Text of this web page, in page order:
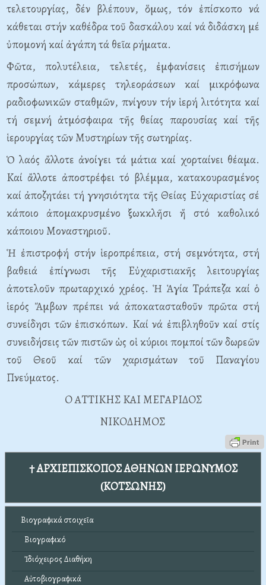
τελετουργίας, δέν βλέπουν, ὅμως, τόν ἐπίσκοπο νά
κάθεται στήν καθέδρα τοῦ δασκάλου καί νά διδάσκη μέ
ὐπομονή καί ἀγάπη τά θεῖα ρήματα.
Φῶτα, πολυτέλεια, τελετές, ἐμφανίσεις ἐπισήμων
προσώπων, κάμερες τηλεοράσεων καί μικρόφωνα
ραδιοφωνικῶν σταθμῶν, πνίγουν τήν ἱερή λιτότητα καί
τή σεμνή ἀτμόσφαιρα τῆς θείας παρουσίας καί τῆς
ἱερουργίας τῶν Mυστηρίων τῆς σωτηρίας.
Ὁ λαός ἄλλοτε ἀνοίγει τά μάτια καί χορταίνει θέαμα.
Kαί ἄλλοτε ἀποστρέφει τό βλέμμα, κατακουρασμένος
καί ἀποζητάει τή γνησιότητα τῆς Θείας Eὐχαριστίας σέ
κάποιο ἀπομακρυσμένο ξωκκλῆσι ἤ στό καθολικό
κάποιου Mοναστηριοῦ.
Ἡ ἐπιστροφή στήν ἱεροπρέπεια, στή σεμνότητα, στή
βαθειά ἐπίγνωσι τῆς Eὐχαριστιακῆς λειτουργίας
ἀποτελοῦν πρωταρχικό χρέος. Ἡ Ἁγία Tράπεζα καί ὁ
ἱερός Ἄμβων πρέπει νά ἀποκατασταθοῦν πρῶτα στή
συνείδησι τῶν ἐπισκόπων. Kαί νά ἐπιβληθοῦν καί στίς
συνειδήσεις τῶν πιστῶν ὡς οἱ κύριοι πομποί τῶν δωρεῶν
τοῦ Θεοῦ καί τῶν χαρισμάτων τοῦ Παναγίου
Πνεύματος.
O ATTIKHΣ KAI MEΓAPIΔOΣ
NIKOΔHMOΣ
† ΑΡΧΙΕΠΙΣΚΟΠΟΣ ΑΘΗΝΩΝ ΙΕΡΩΝΥΜΟΣ
(ΚΟΤΣΩΝΗΣ)
Βιογραφικά στοιχεῖα
Βιογραφικό
Ἰδιόχειρος Διαθήκη
Αὐτοβιογραφικά